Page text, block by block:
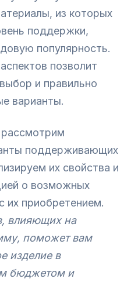
из которых
поддержки,
популярность.
позволит
и правильно
варианты.
поддерживающих
их свойства и
о возможных
их приобретением.
влияющих на
поможет вам
изделие в
бюджетом и